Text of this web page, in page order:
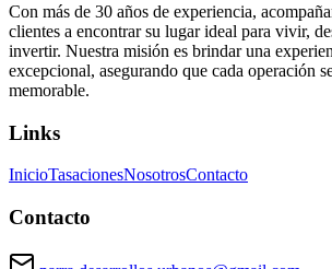
Con más de 30 años de experiencia,
clientes a encontrar su lugar ideal para vivir,
invertir. Nuestra misión es brindar una
excepcional, asegurando que cada operación
memorable.
Links
InicioTasacionesNosotrosContacto
Contacto